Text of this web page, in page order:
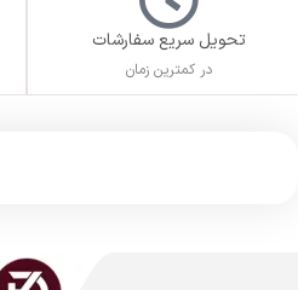
تحویل سریع سفارشات
در کمترین زمان